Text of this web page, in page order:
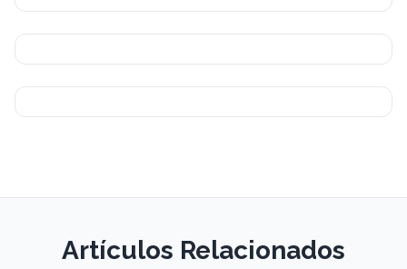
Artículos Relacionados